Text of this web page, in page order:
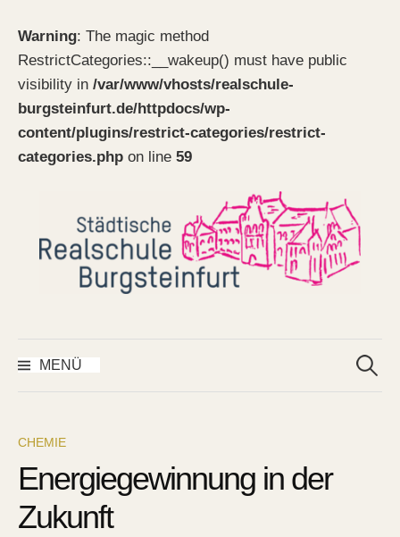
Warning: The magic method
RestrictCategories::__wakeup() must have public
visibility in /var/www/vhosts/realschule-
burgsteinfurt.de/httpdocs/wp-
content/plugins/restrict-categories/restrict-
categories.php on line 59
MENÜ
nach:
CHEMIE
Energiegewinnung in der
Zukunft